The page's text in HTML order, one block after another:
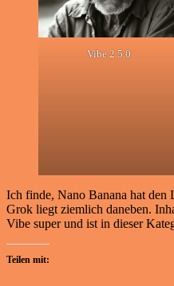
Vibe 2.5.0
Ich finde, Nano Banana hat den
Grok liegt ziemlich daneben.
Vibe super und ist in dieser
Teilen mit: